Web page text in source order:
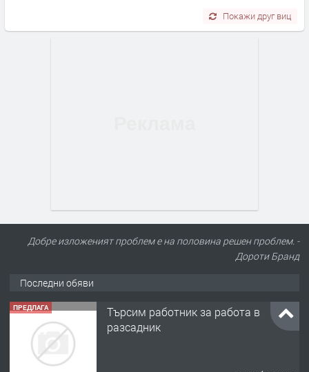
Покажи друг виц
Добре изложеният проблем е на половина решен проблем. -
Дороти Бранд
Последни обяви
ПРЕДЛАГА
Търсим работник за работа в
разсадник